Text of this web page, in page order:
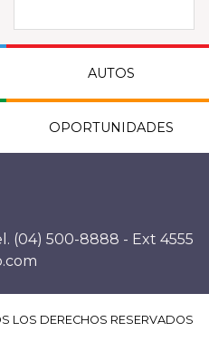
AUTOS
OPORTUNIDADES
(04) 500-8888 - Ext 4555
LOS DERECHOS RESERVADOS